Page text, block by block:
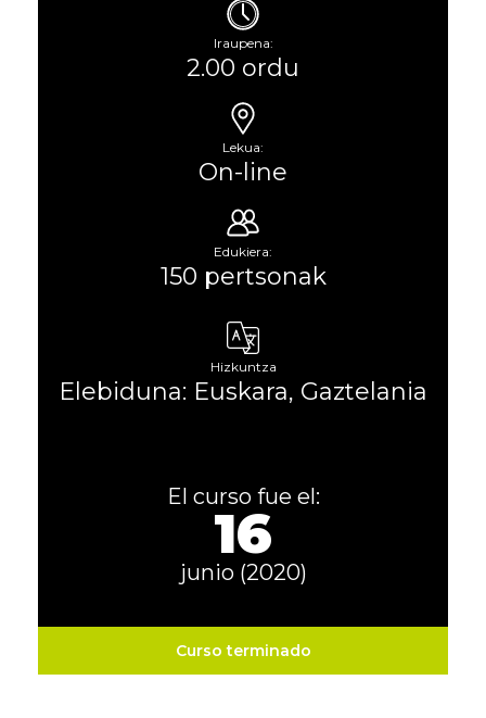
Iraupena:
2.00 ordu
Lekua:
On-line
Edukiera:
150 pertsonak
Hizkuntza
Elebiduna: Euskara, Gaztelania
El curso fue el:
16
junio (2020)
Curso terminado